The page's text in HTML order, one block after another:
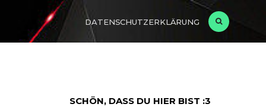
DATENSCHUTZERKLÄRUNG
SCHÖN, DASS DU HIER BIST :3